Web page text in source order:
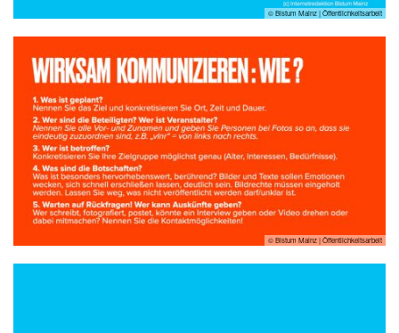
© Bistum Mainz | Öffentlichkeitsarbeit
© Bistum Mainz | Öffentlichkeitsarbeit